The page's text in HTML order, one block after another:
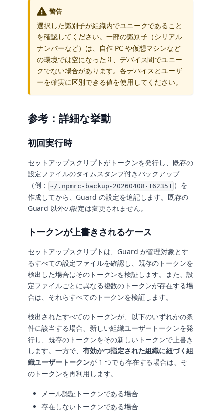
警告
選択した識別子が組織内でユニークであること
を確認してください。一部の識別子（シリアル
ナンバーなど）は、自作 PC や仮想マシンなど
の環境では空になったり、デバイス間でユニー
クでない場合があります。各デバイスとユーザ
ーを確実に区別できる値を使用してください。
参考：詳細な挙動
初回実行時
セットアップスクリプトがトークンを発行し、既存の
設定ファイルのタイムスタンプ付きバックアップ
（例： ~/.npmrc-backup-20260408-162351 ）を
作成してから、Guard の設定を追記します。既存の
Guard 以外の設定は変更されません。
トークンが上書きされるケース
セットアップスクリプトは、Guard が管理対象とす
るすべての設定ファイルを確認し、既存のトークンを
検出した場合はそのトークンを検証します。また、設
定ファイルごとに異なる複数のトークンが存在する場
合は、それらすべてのトークンを検証します。
検出されたすべてのトークンが、以下のいずれかの条
件に該当する場合、新しい組織ユーザートークンを発
行し、既存のトークンをその新しいトークンで上書き
します。一方で、 有効かつ指定された組織に紐づく組
織ユーザートークンが 1 つでも存在する場合は、そ
のトークンを再利用します。
メール認証トークンである場合
存在しないトークンである場合